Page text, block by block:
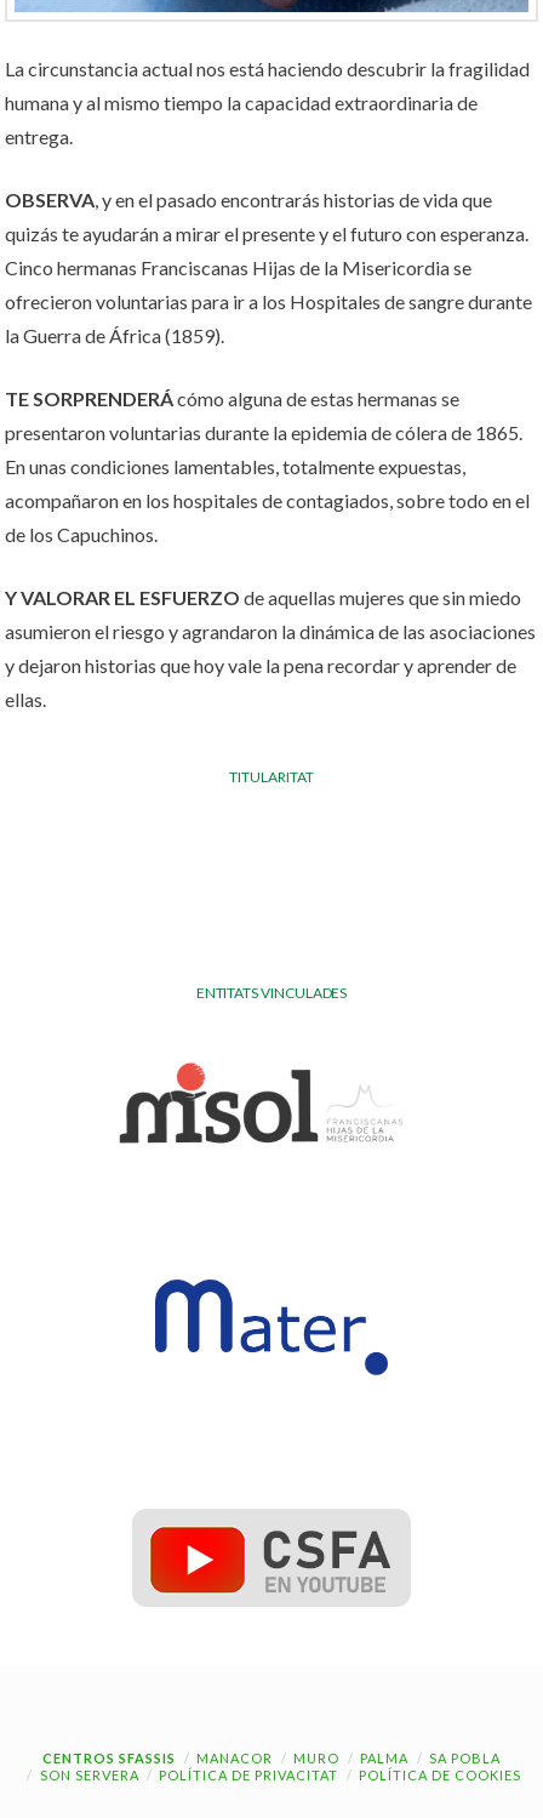
La circunstancia actual nos está haciendo descubrir la fragilidad
humana y al mismo tiempo la capacidad extraordinaria de
entrega.
OBSERVA, y en el pasado encontrarás historias de vida que
quizás te ayudarán a mirar el presente y el futuro con esperanza.
Cinco hermanas Franciscanas Hijas de la Misericordia se
ofrecieron voluntarias para ir a los Hospitales de sangre durante
la Guerra de África (1859).
TE SORPRENDERÁcómo alguna de estas hermanas se
presentaron voluntarias durante la epidemia de cólera de 1865.
En unas condiciones lamentables, totalmente expuestas,
acompañaron en los hospitales de contagiados, sobre todo en el
de los Capuchinos.
Y VALORAR EL ESFUERZO de aquellas mujeres que sin miedo
asumieron el riesgo y agrandaron la dinámica de las asociaciones
y dejaron historias que hoy vale la pena recordar y aprender de
ellas.
TITULARITAT
ENTITATS VINCULADES
CENTROS SFASSIS MANACOR MURO PALMA
SA POBLA
SON SERVERA
POLÍTICA DE PRIVACITAT POLÍTICA DE COOKIES